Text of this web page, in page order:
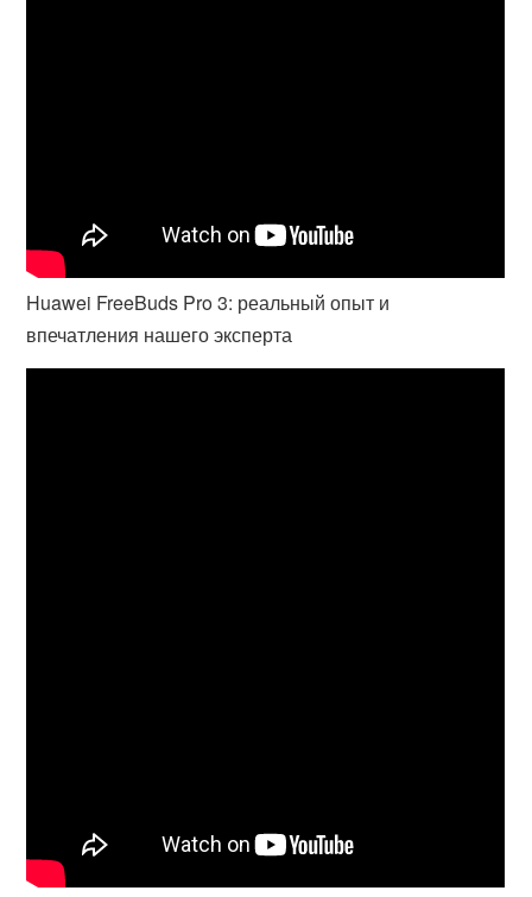
Huawei FreeBuds Pro 3: реальный опыт и
впечатления нашего эксперта